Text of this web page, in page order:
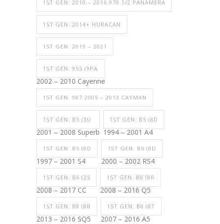
1ST GEN. 2010 – 2016 970.1/2 PANAMERA
1ST GEN. 2014+ HURACAN
1ST GEN. 2019 – 2021
1ST GEN. 955 (9PA
2002 – 2010 Cayenne
1ST GEN. 987 2005 – 2013 CAYMAN
1ST GEN. B5 (3U
2001 – 2008 Superb
1ST GEN. B5 (8D
1994 – 2001 A4
1ST GEN. B5 (8D
1997 – 2001 S4
1ST GEN. B5 (8D
2000 – 2002 RS4
1ST GEN. B6 (35
2008 – 2017 CC
1ST GEN. B8 (8R
2008 – 2016 Q5
1ST GEN. B8 (8R
2013 – 2016 SQ5
1ST GEN. B8 (8T
2007 – 2016 A5